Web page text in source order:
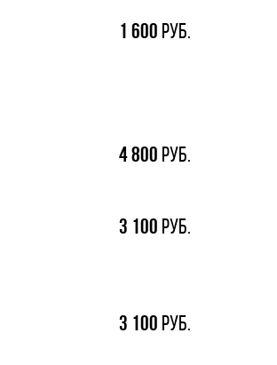
1 600 руб.
4800 руб.
3 100 руб.
3 100 руб.